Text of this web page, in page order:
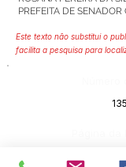
PREFEITA DE
Este texto não substitui o
facilita a pesquisa para